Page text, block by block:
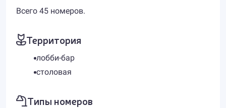
Всего 45 номеров.
Территория
лобби-бар
столовая
Типы номеров